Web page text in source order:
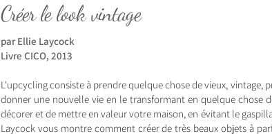
Créer le look vintage
par Ellie Laycock
Livre CICO, 2013
L'upcycling consiste à prendre quelque chose de vieux, vintage,
donner une nouvelle vie en le transformant en quelque chose
décorer et de mettre en valeur votre maison, en évitant le
Laycock vous montre comment créer de très beaux objets à